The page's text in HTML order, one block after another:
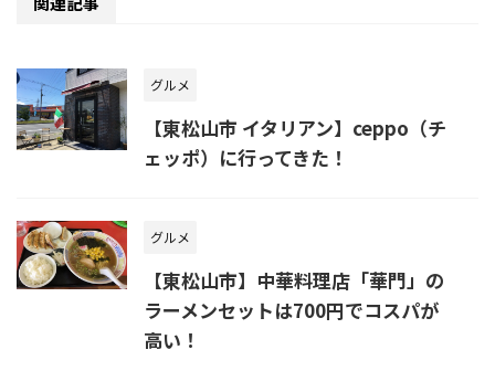
グルメ
【東松山市 イタリアン】ceppo（チ
ェッポ）に行ってきた！
グルメ
【東松山市】中華料理店「華門」の
ラーメンセットは700円でコスパが
高い！